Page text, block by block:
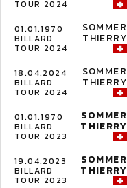
TOUR 2024
01.01.1970
BILLARD
TOUR 2024
SOMMER
THIERRY
18.04.2024
BILLARD
TOUR 2024
SOMMER
THIERRY
01.01.1970
BILLARD
TOUR 2023
SOMMER
THIERRY
19.04.2023
BILLARD
TOUR 2023
SOMMER
THIERRY